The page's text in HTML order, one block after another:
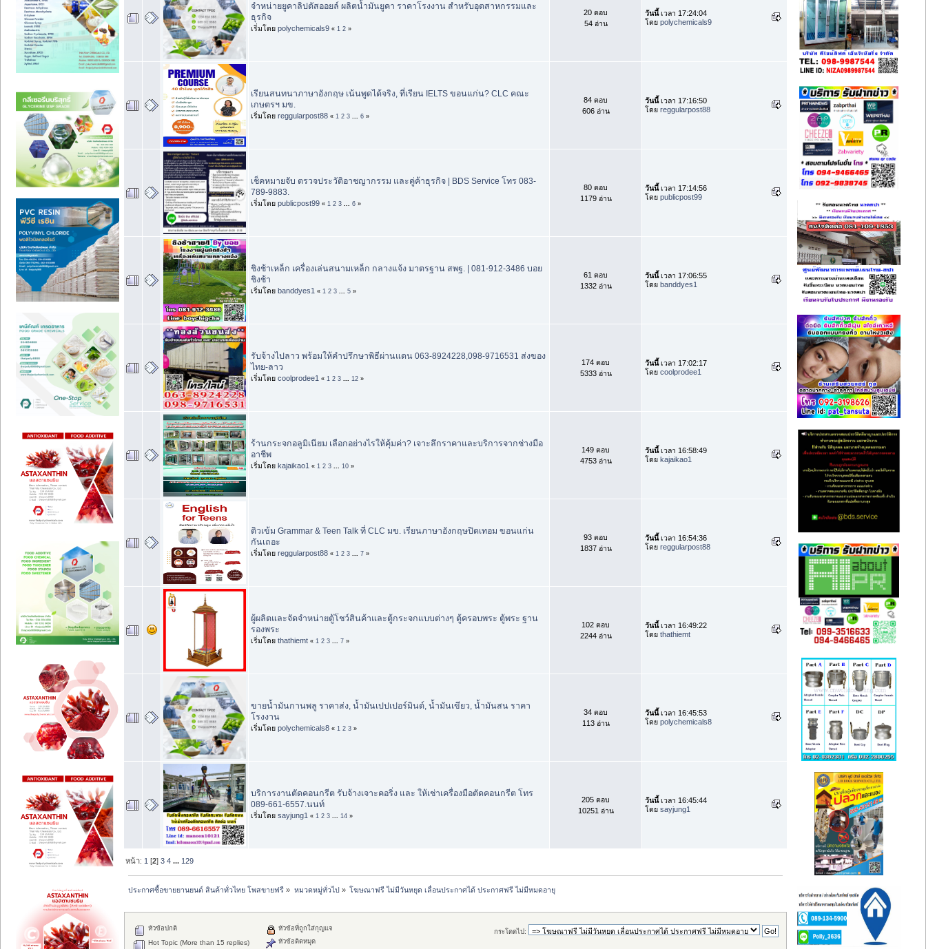
จำหน่ายยูคาลิปตัสออยล์ ผลิตน้ำมันยูคา ราคาโรงงาน สำหรับอุตสาหกรรมและ
ธุรกิจ
เริ่มโดย polychemicals9 « 1 2 »
20 ตอบ
54 อ่าน
วันนี้เวลา 17:24:04
โดย polychemicals9
เรียนสนทนาภาษาอังกฤษ เน้นพูดได้จริง, ที่เรียน IELTS ขอนแก่น? CLC คณะ
เกษตรฯ มข.
เริ่มโดย reggularpost88 « 1 2 3 6 »
84 ตอบ
606 อ่าน
วันนี้เวลา 17:16:50
โดย reggularpost88
เช็คหมายจับ ตรวจประวัติอาชญากรรม และคู่ค้าธุรกิจ | BDS Service โทร 083-
789-9883.
เริ่มโดย publicpost99 « 1 2 3 6 »
80 ตอบ
1179 อ่าน
วันนี้เวลา 17:14:56
โดย publicpost99
ชิงช้าเหล็ก เครื่องเล่นสนามเหล็ก กลางแจ้ง มาตรฐาน สพฐ. | 081-912-3486 บอย
ชิงช้า
เริ่มโดย banddyes1 « 1 2 3 5 »
61 ตอบ
1332 อ่าน
วันนี้เวลา 17:06:55
โดย banddyes1
รับจ้างไปลาว พร้อมให้คำปรึกษาพิธีผ่านแดน 063-8924228,098-9716531 ส่งของ
ไทย-ลาว
เริ่มโดย coolprodee1 « 1 2 3 12 »
174 ตอบ
5333 อ่าน
วันนี้เวลา 17:02:17
โดย coolprodee1
ร้านกระจกอลูมิเนียม เลือกอย่างไรให้คุ้มค่า? เจาะลึกราคาและบริการจากช่างมือ
อาชีพ
เริ่มโดย kajaikao1 « 1 2 3 10 »
149 ตอบ
4753 อ่าน
วันนี้เวลา 16:58:49
โดย kajaikao1
ติวเข้ม Grammar & Teen Talk ที่ CLC มข. เรียนภาษาอังกฤษปิดเทอม ขอนแก่น
กันเถอะ
เริ่มโดย reggularpost88 « 1 2 3 7 »
93 ตอบ
1837 อ่าน
วันนี้เวลา 16:54:36
โดย reggularpost88
ผู้ผลิตและจัดจำหน่ายตู้โชว์สินค้าและตู้กระจกแบบต่างๆ ตู้ครอบพระ ตู้พระ ฐาน
รองพระ
เริ่มโดย thathiemt « 1 2 3 7 »
102 ตอบ
2244 อ่าน
วันนี้เวลา 16:49:22
โดย thathiemt
ขายน้ำมันกานพลู ราคาส่ง, น้ำมันเปปเปอร์มินต์, น้ำมันเขียว, น้ำมันสน ราคา
โรงงาน
เริ่มโดย polychemicals8 « 1 2 3 »
34 ตอบ
113 อ่าน
วันนี้เวลา 16:45:53
โดย polychemicals8
บริการงานตัดคอนกรีต รับจ้างเจาะคอริ่ง และ ให้เช่าเครื่องมือตัดคอนกรีต โทร
089-661-6557.นนท์
เริ่มโดย sayjung1 « 1 2 3 14 »
205 ตอบ
10251 อ่าน
วันนี้เวลา 16:45:44
โดย sayjung1
หน้า: 1 [2]3 4 ... 129
ประกาศซื้อขายยานยนต์ สินค้าทั่วไทย โพสขายฟรี » หมวดหมู่ทั่วไป» โฆษณาฟรี ไม่มีวันหยุด เลื่อนประกาศได้ ประกาศฟรี ไม่มีหมดอายุ
กระโดดไป:
หัวข้อปกติ
Hot Topic (More than 15 replies)
หัวข้อที่ถูกใส่กุญแจ
หัวข้อติดหมุด